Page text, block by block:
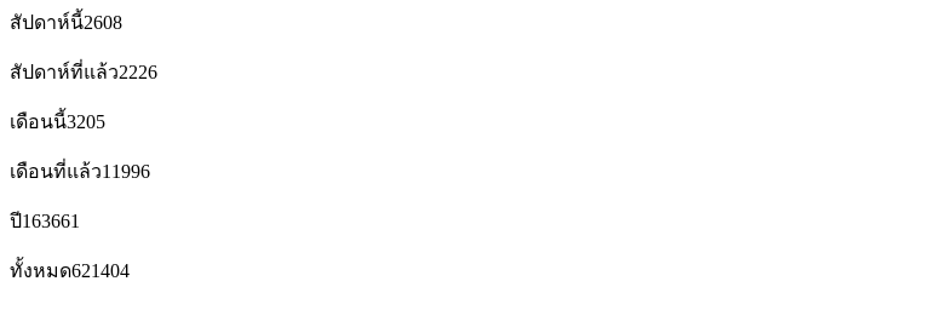
สัปดาห์นี้2608
สัปดาห์ที่แล้ว2226
เดือนนี้3205
เดือนที่แล้ว11996
ปี163661
ทั้งหมด621404